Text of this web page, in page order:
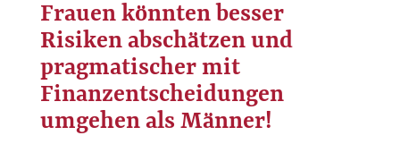
Frauen könnten besser
Risiken abschätzen und
pragmatischer mit
Finanzentscheidungen
umgehen als Männer!